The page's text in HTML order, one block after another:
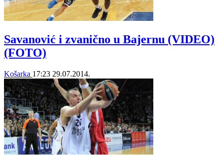
Savanović i zvanično u Bajernu (VIDEO)
(FOTO)
Košarka 17:23 29.07.2014.